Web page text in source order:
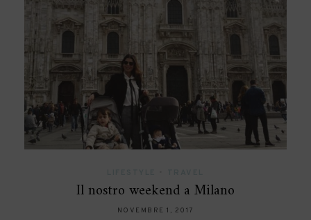
Il nostro weekend a Milano
NOVEMBRE 1, 2017